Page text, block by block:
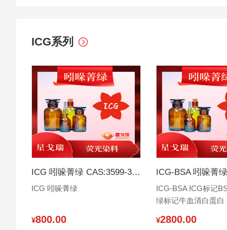
ICG系列
ICG 吲哚菁绿 CAS:3599-32-4
ICG 吲哚菁绿
¥800.00
ICG-BSA ICG标记
绿标记牛血清白蛋白
¥2800.00